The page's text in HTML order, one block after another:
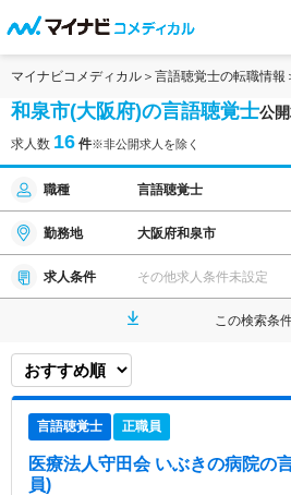
マイナビコメディカル 言語聴覚士の転職情報
和泉市(大阪府)の言語聴覚士公
求人数 16 件※非公開求人を除く
職種 言語聴覚士
勤務地 大阪府和泉市
求人条件 その他求人条件未設定
この検索条
言語聴覚士 正職員
医療法人守田会 いぶきの病院の
員)